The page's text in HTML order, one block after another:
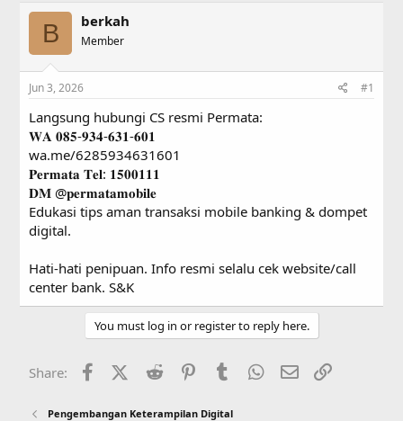
r
e
a
d
t
r
t
e
r
r
t
a
B berkah
Member
Jun 3, 2026 #1
Langsung hubungi CS resmi Permata:
𝐖𝐀 𝟎𝟖𝟓-𝟗𝟑𝟒-𝟔𝟑𝟏-𝟔𝟎𝟏
wa.me/6285934631601
𝐏𝐞𝐫𝐦𝐚𝐭𝐚 𝐓𝐞𝐥: 𝟏𝟓𝟎𝟎𝟏𝟏𝟏
𝐃𝐌 @𝐩𝐞𝐫𝐦𝐚𝐭𝐚𝐦𝐨𝐛𝐢𝐥𝐞
Edukasi tips aman transaksi mobile banking & dompet
digital.
Hati-hati penipuan. Info resmi selalu cek website/call
center bank. S&K
You must log in or register to reply here.
Share: FacebookX (Twitter)
Reddit PinterestTumblr WhatsApp
Email
Pengembangan Keterampilan Digital